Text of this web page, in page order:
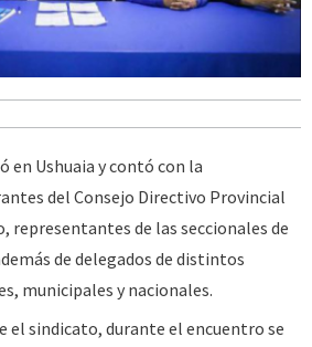
en Ushuaia y contó con la
del Consejo Directivo Provincial
representantes de las seccionales de
de delegados de distintos
municipales y nacionales.
el sindicato, durante el encuentro se